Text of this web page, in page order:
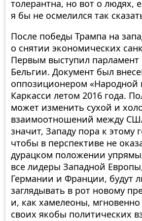
толерантна, но вот о людях,
я бы не осмелился так
После победы Трампа на
о снятии экономических
Первым выступил парламент
Бельгии. Документ был
оппозиционером «Народной
Каркасси летом 2016 года.
может изменить сухой и
взаимоотношений между
значит, Западу пора к этому
чтобы в перспективе не
дурацком положении
все лидеры Западной
Германии и Франции, будут
заглядывать в рот новому
и, как хамелеоны,
своих якобы политических